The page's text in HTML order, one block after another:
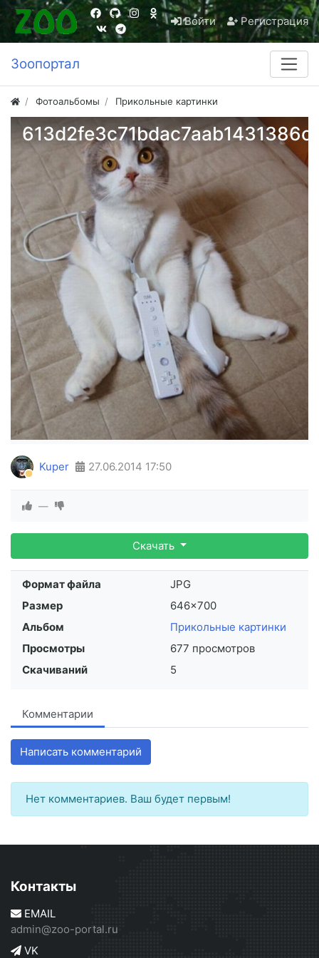
Войти Регистрация
Зоопортал
Фотоальбомы Прикольные картинки
Kuper 27.06.2014 17:50
—
Скачать
Формат файла
JPG
Размер
646×700
Альбом
Прикольные картинки
Просмотры
677 просмотров
Скачиваний
5
Комментарии
Написать комментарий
Нет комментариев. Ваш будет первым!
Контакты
EMAIL
admin@zoo-portal.ru
VK